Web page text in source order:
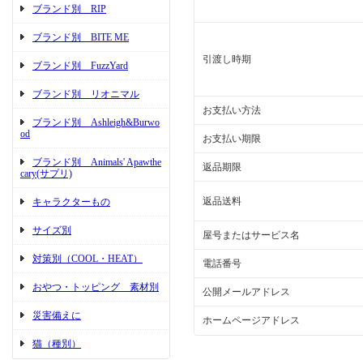
ブランド別 RIP
ブランド別 BITE ME
ブランド別 FuzzYard
ブランド別 リオニマル
ブランド別 Ashleigh&Burwo
od
ブランド別 Animals' Apawthe
cary(サプリ)
キャラクターもの
サイズ別
対策別（COOL・HEAT）
おやつ・トッピング 素材別
災害備えに
猫（種別）
引渡し時期
お支払い方法
お支払い期限
返品期限
返品送料
屋号またはサービス名
電話番号
公開メールアドレス
ホームページアドレス